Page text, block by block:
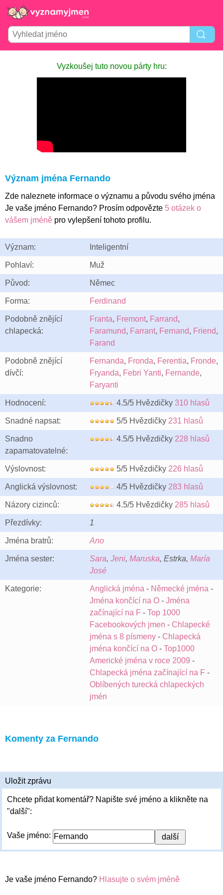
Vyzkoušej tuto novou párty hru:
Význam jména Fernando
Zde naleznete informace o významu a původu svého jména
Je vaše jméno Fernando? Prosím odpovězte 5 otázek o
vášem jméně pro vylepšení tohoto profilu.
Význam: Inteligentní
Pohlaví: Muž
Původ: Němec
Forma: Ferdinand
Podobně znějící
chlapecká:
Franta, Fremont, Farrand,
Faramund, Farrant, Fernand, Friend,
Farand
Podobně znějící
dívčí:
Fernanda, Fronda, Ferentia, Fronde,
Fryanda, Febri Yanti, Fernande,
Faryanti
Hodnocení: 4.5/5 Hvězdičky 310 hlasů
Snadné napsat: 5/5 Hvězdičky 231 hlasů
Snadno
zapamatovatelné:
4.5/5 Hvězdičky 228 hlasů
Výslovnost: 5/5 Hvězdičky 226 hlasů
Anglická výslovnost: 4/5 Hvězdičky 283 hlasů
Názory cizinců: 4.5/5 Hvězdičky 285 hlasů
Přezdívky: 1
Jména bratrů: Ano
Jména sester: Sara, Jeni, Maruska, Estrka, María
José
Kategorie: Anglická jména - Německé jména -
Jména končící na O - Jména
začínající na F - Top 1000
Facebookových jmen - Chlapecké
jména s 8 písmeny - Chlapecká
jména končící na O - Top1000
Americké jména v roce 2009 -
Chlapecká jména začínající na F -
Oblíbených turecká chlapeckých
jmén
Komenty za Fernando
Uložit zprávu
Chcete přidat komentář? Napište své jméno a klikněte na
"další":
Vaše jméno:
Je vaše jméno Fernando? Hlasujte o svém jméně